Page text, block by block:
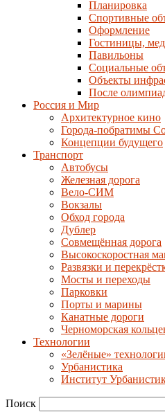
Планировка
Спортивные
Оформление
Гостиницы,
Павильоны
Социальные
Объекты
После
Россия и Мир
Архитектурное кино
Города-побратимы
Концепции будущего
Транспорт
Автобусы
Железная дорога
Вело-СИМ
Вокзалы
Обход города
Дублер
Совмещённая дорога
Высокоскоростная
Развязки и
Мосты и переходы
Парковки
Порты и марины
Канатные дороги
Черноморская
Технологии
«Зелёные»
Урбанистика
Институт
Поиск